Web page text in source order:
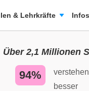
& Lehrkräfte
Über 2,1 Millionen
94%
besser